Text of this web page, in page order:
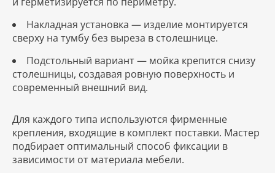
Накладная установка — изделие монтируется
сверху на тумбу без выреза в столешнице.
Подстольный вариант — мойка крепится снизу
столешницы, создавая ровную поверхность и
современный внешний вид.
Для каждого типа используются фирменные
крепления, входящие в комплект поставки. Мастер
подбирает оптимальный способ фиксации в
зависимости от материала мебели.